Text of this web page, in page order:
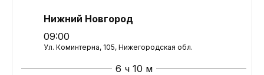
Нижний Новгород
09:00
Ул. Коминтерна, 105, Нижегородская обл.
6 ч 10 м